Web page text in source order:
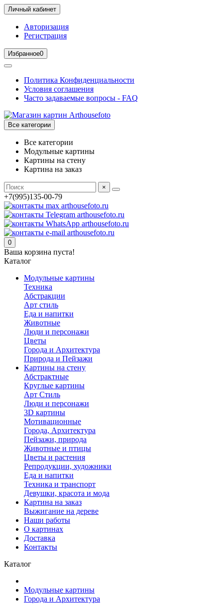
Личный кабинет
Авторизация
Регистрация
Избранное0
Политика Конфиденциальности
Условия соглашения
Часто задаваемые вопросы - FAQ
Все категории
Все категории
Модульные картины
Картины на стену
Картина на заказ
×
+7(995)135-00-79
0
Ваша корзина пуста!
Каталог
Модульные картины
Техника
Абстракции
Арт стиль
Еда и напитки
Животные
Люди и персонажи
Цветы
Города и Архитектура
Природа и Пейзажи
Картины на стену
Абстрактные
Круглые картины
Арт Стиль
Люди и персонажи
3D картины
Мотивационные
Города, Архитектура
Пейзажи, природа
Животные и птицы
Цветы и растения
Репродукции, художники
Еда и напитки
Техника и транспорт
Девушки, красота и мода
Картина на заказ
Выжигание на дереве
Наши работы
О картинах
Доставка
Контакты
Каталог
Модульные картины
Города и Архитектура